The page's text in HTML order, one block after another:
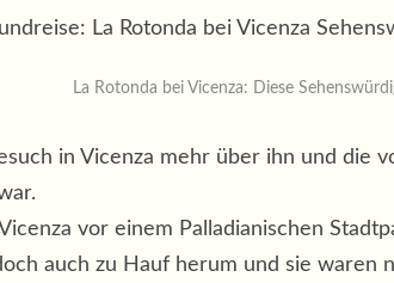
La Rotonda bei Vicenza: Diese
in Vicenza mehr über ihn und die
vor einem Palladianischen
auch zu Hauf herum und sie waren